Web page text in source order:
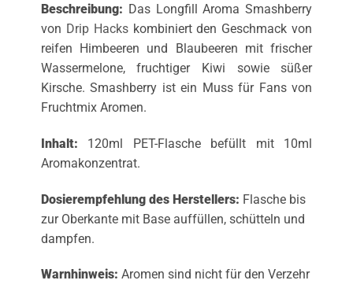
Beschreibung: Das Longfill Aroma Smashberry
von Drip Hackskombiniert den Geschmack von
reifen Himbeeren und Blaubeeren mit frischer
Wassermelone, fruchtiger Kiwi sowie süßer
Kirsche. Smashberry ist ein Muss für Fans von
Fruchtmix Aromen.
Inhalt: 120ml PET-Flasche befüllt mit 10ml
Aromakonzentrat.
Dosierempfehlung des Herstellers: Flasche bis
zur Oberkante mit Base auffüllen, schütteln und
dampfen.
Warnhinweis: Aromen sind nicht für den Verzehr